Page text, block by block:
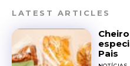
LATEST ARTICLES
Pais